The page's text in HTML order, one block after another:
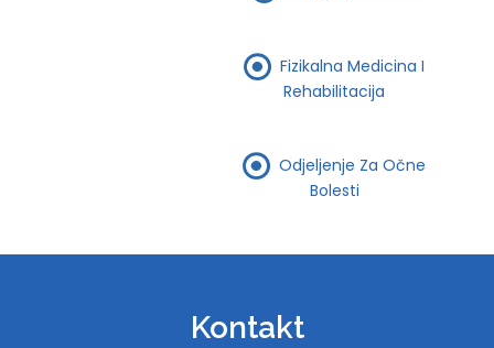
Fizikalna Medicina I
Rehabilitacija
Odjeljenje Za Očne
Bolesti
Kontakt